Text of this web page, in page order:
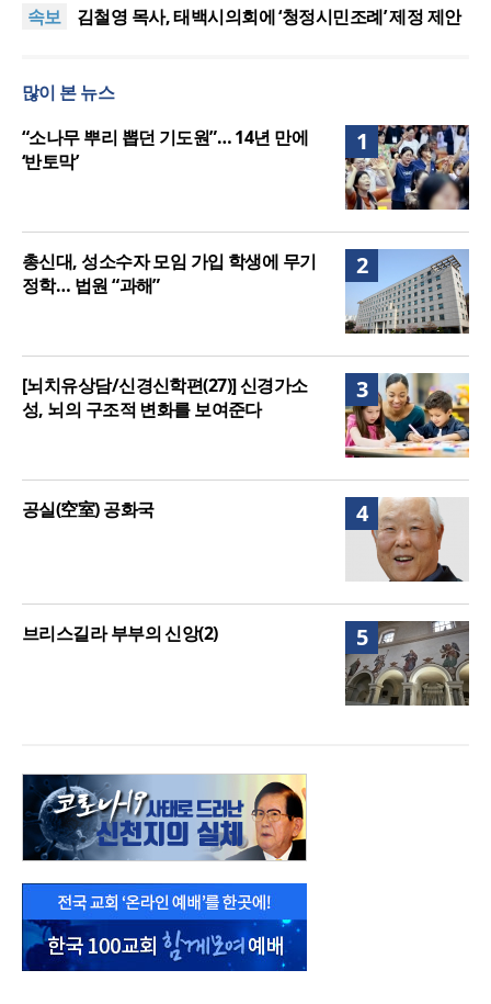
속보
김철영 목사, 태백시의회에 ‘청정시민조례’ 제정 제안
원수를 향한 예수님의 기도: 값싼 용서를 넘어선 진정
성누가회 힐링핸즈, 제10차 몽골 의료선교 진행
많이 본 뉴스
1
“소나무 뿌리 뽑던 기도원”… 14년 만에
‘반토막’
2
총신대, 성소수자 모임 가입 학생에 무기
정학… 법원 “과해”
3
[뇌치유상담/신경신학편(27)] 신경가소
성, 뇌의 구조적 변화를 보여준다
4
공실(空室) 공화국
5
브리스길라 부부의 신앙(2)